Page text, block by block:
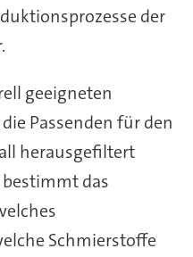
der
geeigneten
Passenden für den
herausgefiltert
das
Schmierstoffe